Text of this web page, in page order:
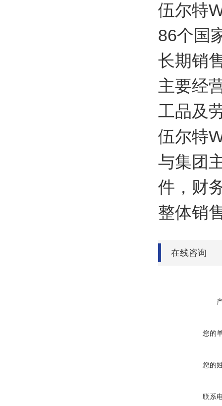
伍尔特
86个国
长期销
主要经
工品及
伍尔特
与集团
件，财
整体销
在线咨询
您的
您的
联系